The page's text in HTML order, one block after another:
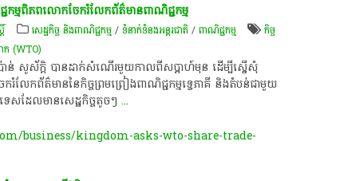
ជកម្ម​ពិភពលោក​ចែករំលែក​ព័ត៌មាន​ពាណិជ្ជកម្ម​
សេដ្ឋកិច្ច និងពាណិជ្ជកម្ម/ទំនាក់ទំនងអន្តរជាតិ/ពាណិជ្ជកម្ម
កិច្ច
ក (WTO)
ម​ ប៉ាន់​ សូ​ស័ក្តិ​ បាន​ដាក់​សំណើរ​មួយ​កាលពី​ស​ប្តា​ហ៍​មុន​ ដើម្បី​ស្នើ​សុំ​
លែក​ព័ត៌មាន​នៃ​កិច្ចព្រមព្រៀង​ពាណិជ្ជកម្ម​ទ្វេភាគី​ និង​តំបន់​ជាមួយ​
ស​ដែល​មាន​សេដ្ឋកិច្ច​តូចៗ...
business/kingdom-asks-wto-share-trade-